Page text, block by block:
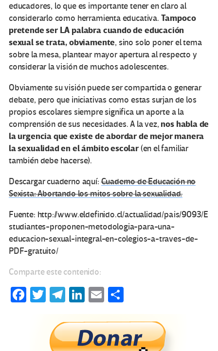
educadores, lo que es importante tener en claro al
considerarlo como herramienta educativa. Tampoco
pretende ser LA palabra cuando de educación
sexual se trata, obviamente, sino solo poner el tema
sobre la mesa, plantear mayor apertura al respecto y
considerar la visión de muchos adolescentes.
Obviamente su visión puede ser compartida o generar
debate, pero que iniciativas como estas surjan de los
propios escolares siempre significa un aporte a la
comprensión de sus necesidades. A la vez, nos habla de
la urgencia que existe de abordar de mejor manera
la sexualidad en el ámbito escolar(en el familiar
también debe hacerse).
Descargar cuaderno aquí:Cuaderno de Educación no
Sexista: Abortando los mitos sobre la sexualidad.
Fuente: http://www.eldefinido.cl/actualidad/pais/9093/E
studiantes-proponen-metodologia-para-una-
educacion-sexual-integral-en-colegios-a-traves-de-
PDF-gratuito/
Comparte este contenido:
Fa T
tt
er
Te
gr
a
Li
ke
dI
E
ail m
p